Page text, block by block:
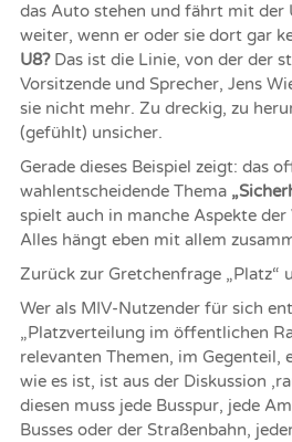
das Auto stehen und fährt mit der
weiter, wenn er oder sie dort gar
U8?Das ist die Linie, von der der
Vorsitzende und Sprecher, Jens
sie nicht mehr. Zu dreckig, zu
(gefühlt) unsicher.
Gerade dieses Beispiel zeigt: das
wahlentscheidende Thema
spielt auch in manche Aspekte
Alles hängt eben mit allem
Zurück zur Gretchenfrage „Platz“
Wer als MIV-Nutzender für sich
„Platzverteilung im öffentlichen
relevanten Themen, im Gegenteil,
wie es ist, ist aus der Diskussion
diesen muss jede Busspur, jede
Busses oder der Straßenbahn,